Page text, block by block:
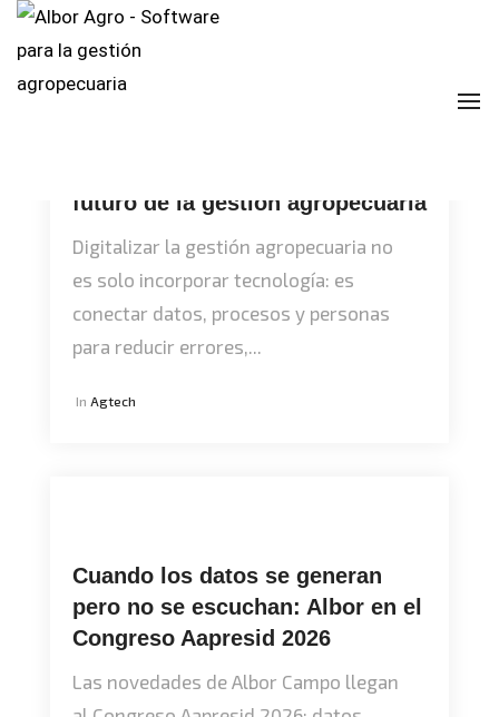
futuro de la gestión agropecuaria
Digitalizar la gestión agropecuaria no
es solo incorporar tecnología: es
conectar datos, procesos y personas
para reducir errores,...
In Agtech
Cuando los datos se generan
pero no se escuchan: Albor en el
Congreso Aapresid 2026
Las novedades de Albor Campo llegan